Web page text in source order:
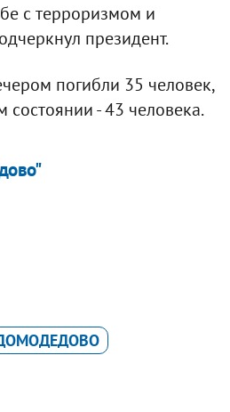
с терроризмом и
президент.
погибли 35 человек,
- 43 человека.